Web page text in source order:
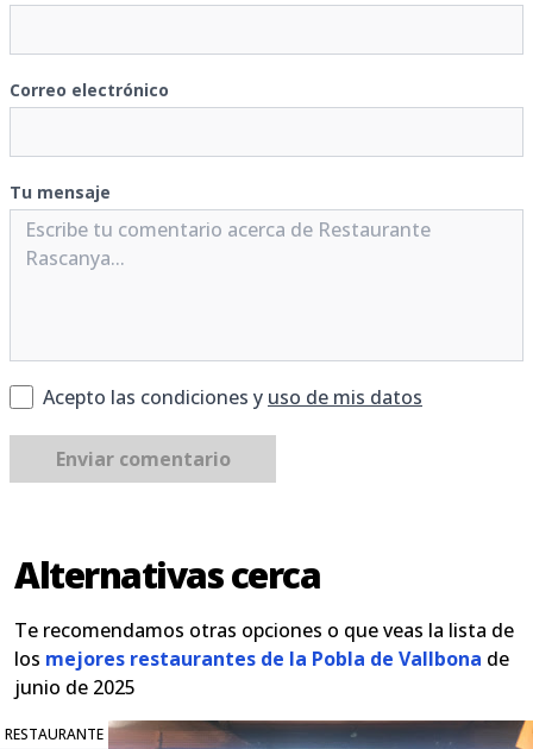
Correo electrónico
Tu mensaje
Acepto las condiciones y uso de mis datos
Enviar comentario
Alternativas cerca
Te recomendamos otras opciones o que veas la lista de
los mejores restaurantes de la Pobla de Vallbona de
junio de 2025
RESTAURANTE